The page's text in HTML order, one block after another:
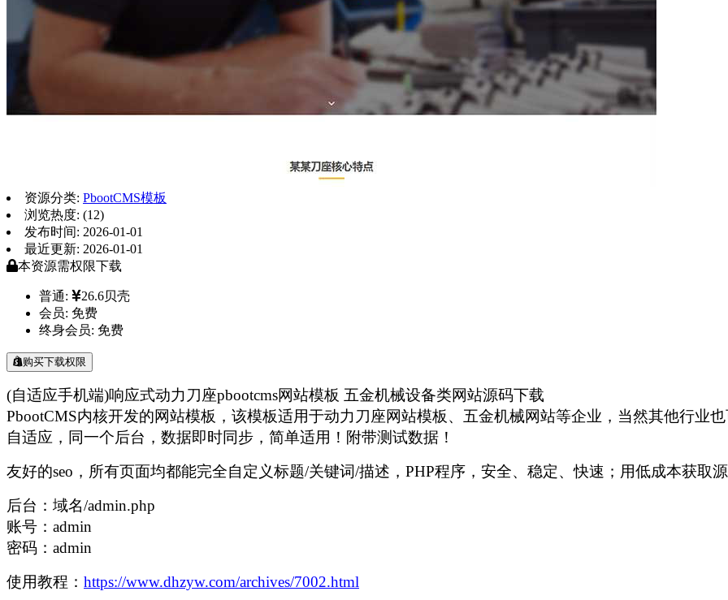
资源分类: PbootCMS模板
浏览热度: (12)
发布时间: 2026-01-01
最近更新: 2026-01-01
本资源需权限下载
普通:
26.6贝壳
会员: 免费
终身会员: 免费
购买下载权限
(自适应手机端)响应式动力刀座pbootcms网站模板 五金机械设备类网站源码下载
PbootCMS内核开发的网站模板，该模板适用于动力刀座网站模板、五金机械网站等企业，当然其他行业
自适应，同一个后台，数据即时同步，简单适用！附带测试数据！
友好的seo，所有页面均都能完全自定义标题/关键词/描述，PHP程序，安全、稳定、快速；用低成本获取源
后台：域名/admin.php
账号：admin
密码：admin
使用教程： https://www.dhzyw.com/archives/7002.html